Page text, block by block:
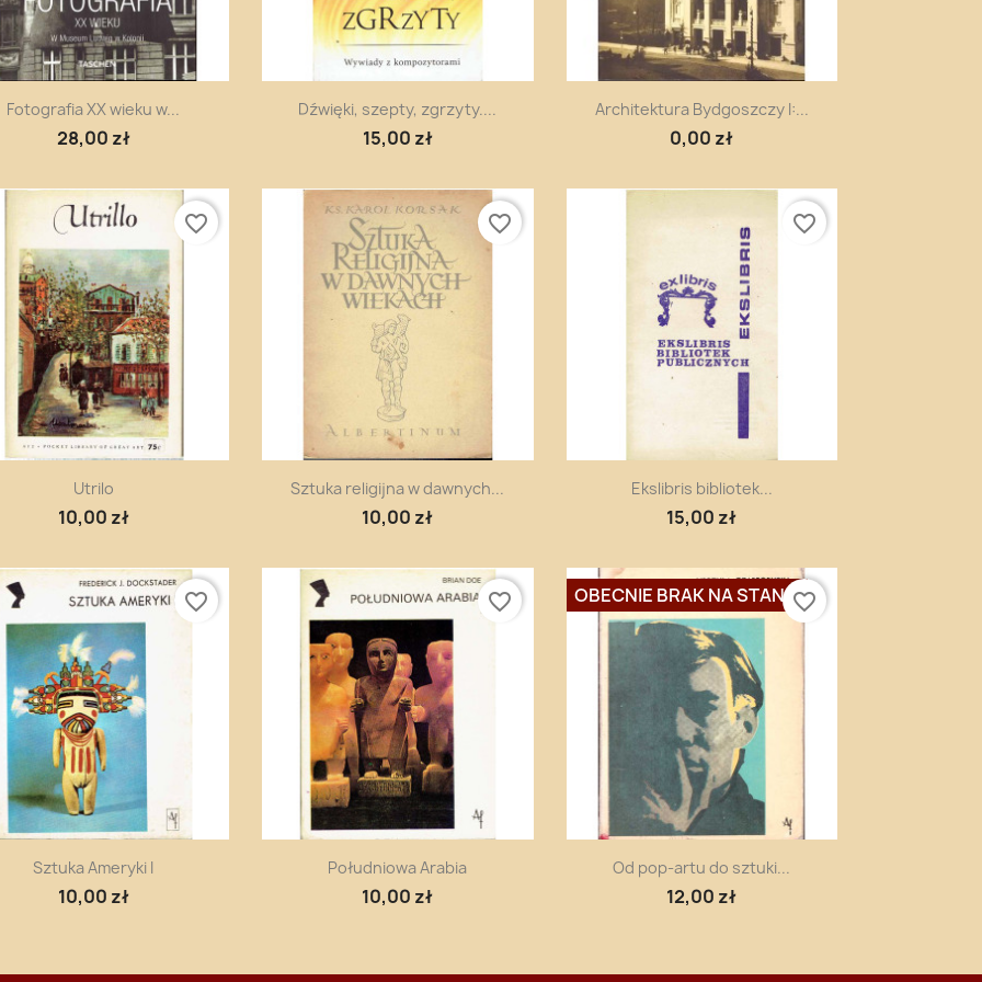
Szybki podgląd
Fotografia XX wieku w...
28,00 zł
Szybki podgląd
Dźwięki, szepty, zgrzyty....
15,00 zł
Szybki podgląd
Architektura Bydgoszczy I:...
0,00 zł
Szybki podgląd
Utrilo
10,00 zł
favorite_border
Szybki podgląd
Sztuka religijna w dawnych...
10,00 zł
favorite_border
Szybki podgląd
Ekslibris bibliotek...
15,00 zł
favorite_border
Szybki podgląd
Sztuka Ameryki I
10,00 zł
favorite_border
Szybki podgląd
Południowa Arabia
10,00 zł
favorite_border
Szybki podgląd
Od pop-artu do sztuki...
12,00 zł
OBECNIE BRAK NA STANIEfavorite_border